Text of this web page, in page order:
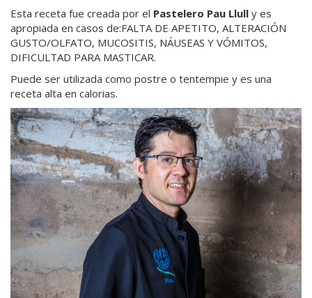
Esta receta fue creada por el Pastelero Pau Llull y es
apropiada en casos de:FALTA DE APETITO, ALTERACIÓN
GUSTO/OLFATO, MUCOSITIS, NÁUSEAS Y VÓMITOS,
DIFICULTAD PARA MASTICAR.
Puede ser utilizada como postre o tentempie y es una
receta alta en calorias.